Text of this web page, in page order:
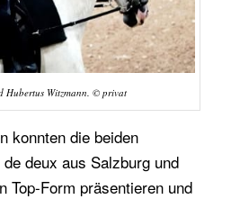
Hubertus Witzmann. © privat
konnten die beiden
deux aus Salzburg und
Top-Form präsentieren und